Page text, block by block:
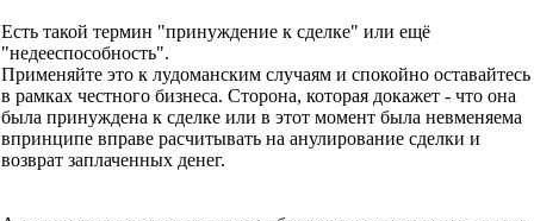
Есть такой термин "принуждение к сделке" или ещё
"недееспособность".
Применяйте это к лудоманским случаям и спокойно оставайтесь
в рамках честного бизнеса. Сторона, которая докажет - что она
была принуждена к сделке или в этот момент была невменяема
впринципе вправе расчитывать на анулирование сделки и
возврат заплаченных денег.